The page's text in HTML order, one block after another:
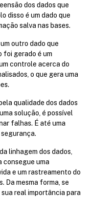
dos dados que
disso é um dado que
salva nas bases.
outro dado que
foi gerado é um
controle acerca do
o que gera uma
qualidade dos dados
solução, é possível
falhas. É até uma
linhagem dos dados,
consegue uma
e um rastreamento do
Da mesma forma, se
real importância para